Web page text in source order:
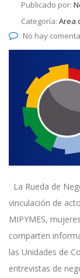
Publicado por:
Categoría: Area
No hay
La Rueda de
vinculación de
MIPYMES,
comparten
las Unidades de
entrevistas de